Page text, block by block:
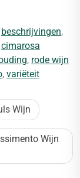
beschrijvingen,
cimarosa
, rode wijn
, variëteit
Wijn
Wijn